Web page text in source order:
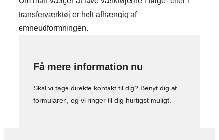
transferværktøj er helt afhængig af
emneudformningen.
Få mere information nu
Skal vi tage direkte kontakt til dig? Benyt dig af
formularen, og vi ringer til dig hurtigst muligt.